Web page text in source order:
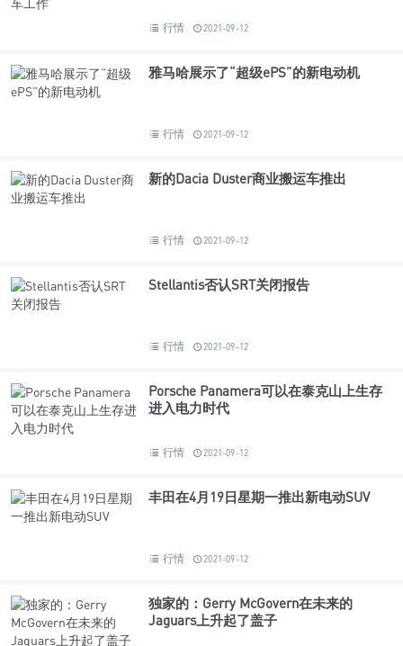
行情 2021-09-12
雅马哈展示了“超级ePS”的新电动机
行情 2021-09-12
新的Dacia Duster商业搬运车推出
行情 2021-09-12
Stellantis否认SRT关闭报告
行情 2021-09-12
Porsche Panamera可以在泰克山上生存
进入电力时代
行情 2021-09-12
丰田在4月19日星期一推出新电动SUV
行情 2021-09-12
独家的：Gerry McGovern在未来的
Jaguars上升起了盖子